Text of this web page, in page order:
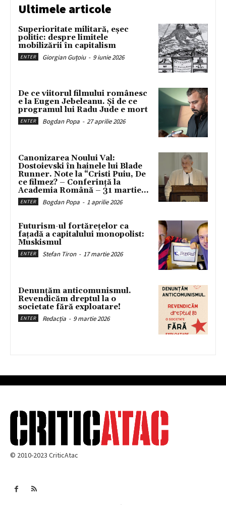
Ultimele articole
Superioritate militară, eșec
politic: despre limitele
mobilizării în capitalism
ENTER Giorgian Guțoiu - 9 iunie 2026
De ce viitorul filmului românesc
e la Eugen Jebeleanu. Și de ce
programul lui Radu Jude e mort
ENTER Bogdan Popa - 27 aprilie 2026
Canonizarea Noului Val:
Dostoievski în hainele lui Blade
Runner. Note la “Cristi Puiu, De
ce filmez? – Conferință la
Academia Română – 31 martie...
ENTER Bogdan Popa - 1 aprilie 2026
Futurism-ul fortărețelor ca
fațadă a capitalului monopolist:
Muskismul
ENTER Stefan Tiron - 17 martie 2026
Denunțăm anticomunismul.
Revendicăm dreptul la o
societate fără exploatare!
ENTER Redacția - 9 martie 2026
© 2010-2023 CriticAtac